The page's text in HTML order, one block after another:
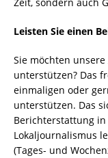
Leisten Sie einen
Sie möchten
unterstützen? Das
einmaligen oder
unterstützen. Das
Berichterstattung
Lokaljournalismus
(Tages- und